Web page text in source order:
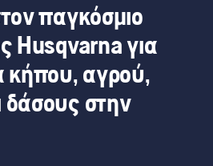
παγκόσμιο
Husqvarna για
κήπου, αγρού,
στην